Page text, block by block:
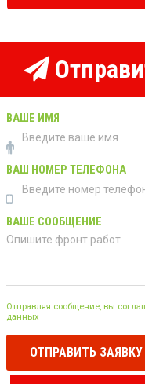
ВАШЕ ИМЯ
ВАШ НОМЕР ТЕЛЕФОНА
ВАШЕ СООБЩЕНИЕ
Отправляя сообщение, вы
данных
ОТПРАВИТЬ ЗАЯВКУ